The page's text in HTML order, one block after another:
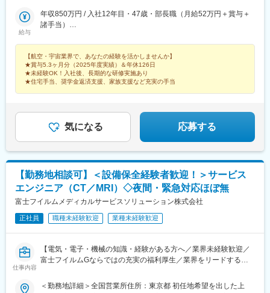
機材の整備、保守点検航空機部品の検査/管理/搬出入防衛省特殊車
両の製造/検査■愛知、岐阜、長野航空機の整備/製造/検査防衛装備
ベット航空機エンジンの製造・検査★生産管理、技術、品質保証
は全エリア募集★その他、配属先多数。ご希望やご経験を考慮し
た配属を実施！★航空業界や自衛隊出身の方は、これまでの経験
をそのままにキャリア継続も可能！《キャリア形成》無期雇用派
なるハイクラス業務への挑戦や、後輩の育成、チームのマネジメ
ントなど、様々なキャリア選択が可能です。～～～～～～
給与
年収850万円 / 入社12年目・47歳・部長職（月給52万円＋賞与＋
諸手当）
諸手当）
【航空・宇宙業界で、あなたの経験を活かしませんか】
★賞与5.3ヶ月分（2025年度実績）＆年休126日
★未経験OK！入社後、長期的な研修実施あり
★住宅手当、奨学金返済支援、家族支援など充実の手当
気になる 応募する
【勤務地相談可】＜設備保全経験者歓迎！＞サービス
エンジニア（CT／MRI）◇夜間・緊急対応ほぼ無
富士フイルムメディカルサービスソリューション株式会社
正社員 職種未経験歓迎 業種未経験歓迎
仕事内容
【電気・電子・機械の知識・経験がある方へ／業界未経験歓迎／
富士フイルムGならではの充実の福利厚生／業界をリードするメ
＜勤務地詳細＞全国営業所住所：東京都 初任地希望を出した上